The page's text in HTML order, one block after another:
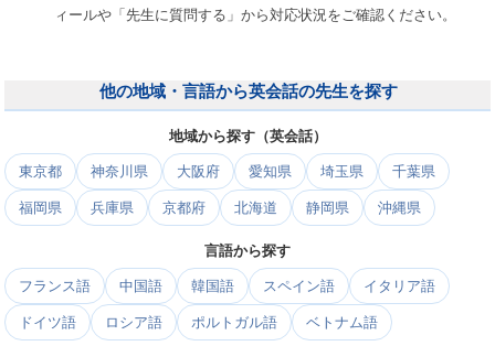
ィールや「先生に質問する」から対応状況をご確認ください。
他の地域・言語から英会話の先生を探す
地域から探す（英会話）
東京都 神奈川県 大阪府 愛知県 埼玉県 千葉県
福岡県 兵庫県 京都府 北海道 静岡県 沖縄県
言語から探す
フランス語 中国語 韓国語 スペイン語 イタリア語
ドイツ語 ロシア語 ポルトガル語 ベトナム語